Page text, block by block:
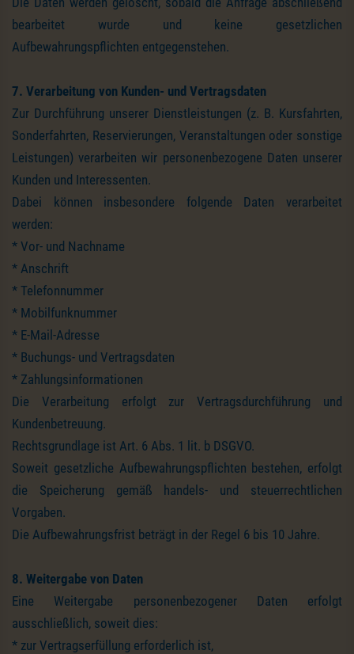
bearbeitet wurde und keine gesetzlichen
Aufbewahrungspflichten entgegenstehen.
7. Verarbeitung von Kunden- und Vertragsdaten
Zur Durchführung unserer Dienstleistungen (z. B. Kursfahrten,
Sonderfahrten, Reservierungen, Veranstaltungen oder sonstige
Leistungen) verarbeiten wir personenbezogene Daten unserer
Kunden und Interessenten.
Dabei können insbesondere folgende Daten verarbeitet
werden:
* Vor- und Nachname
* Anschrift
* Telefonnummer
* Mobilfunknummer
* E-Mail-Adresse
* Buchungs- und Vertragsdaten
* Zahlungsinformationen
Die Verarbeitung erfolgt zur Vertragsdurchführung und
Kundenbetreuung.
Rechtsgrundlage ist Art. 6 Abs. 1 lit. b DSGVO.
Soweit gesetzliche Aufbewahrungspflichten bestehen, erfolgt
die Speicherung gemäß handels- und steuerrechtlichen
Vorgaben.
Die Aufbewahrungsfrist beträgt in der Regel 6 bis 10 Jahre.
8. Weitergabe von Daten
Eine Weitergabe personenbezogener Daten erfolgt
ausschließlich, soweit dies:
* zur Vertragserfüllung erforderlich ist,